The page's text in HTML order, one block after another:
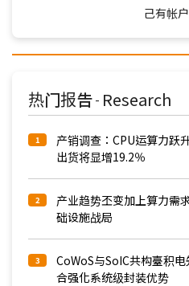
己有帐
热门报告 - Research
1
产销调查：CPU运算力
出货将显增19.2％
2
产业趋势丕变加上算力
础设施战局
3
CoWoS与SoIC共构臺积
合强化系统级封装优势